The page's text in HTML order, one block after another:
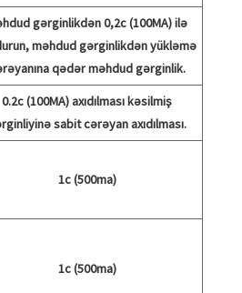
gərginlikdən 0,2c (100MA) ilə
məhdud gərginlikdən yükləmə
qədər məhdud gərginlik.
0.2c (100MA) axıdılması kəsilmiş
sabit cərəyan axıdılması.
1c (500ma)
1c (500ma)